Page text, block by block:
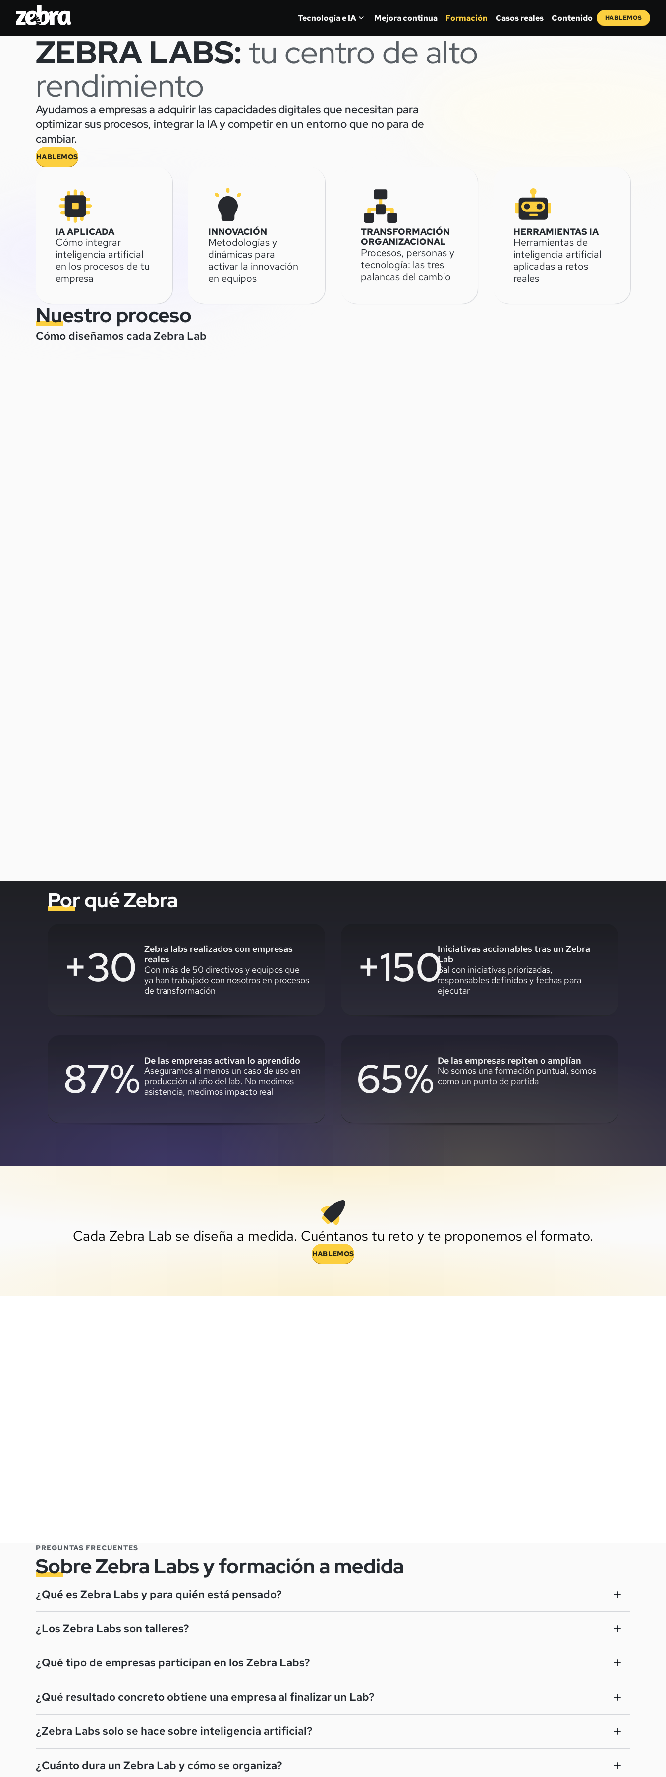
Tecnología e IA Mejora continua Formación Casos reales Contenido HABLEMOS
ZEBRA LABS: tu centro de alto
rendimiento
Ayudamos a empresas a adquirir las capacidades digitales que necesitan para
optimizar sus procesos, integrar la IA y competir en un entorno que no para de
cambiar.
HABLEMOS
IA APLICADA
Cómo integrar
inteligencia artificial
en los procesos de tu
empresa
INNOVACIÓN
Metodologías y
dinámicas para
activar la innovación
en equipos
TRANSFORMACIÓN
ORGANIZACIONAL
Procesos, personas y
tecnología: las tres
palancas del cambio
HERRAMIENTAS IA
Herramientas de
inteligencia artificial
aplicadas a retos
reales
Nuestro proceso
Cómo diseñamos cada Zebra Lab
Por qué Zebra
+30
Zebra labs realizados con empresas
reales
Con más de 50 directivos y equipos que
ya han trabajado con nosotros en procesos
de transformación
+150Iniciativas accionables tras un Zebra
Lab
Sal con iniciativas priorizadas,
responsables definidos y fechas para
ejecutar
87% De las empresas activan lo aprendido
Aseguramos al menos un caso de uso en
producción al año del lab. No medimos
asistencia, medimos impacto real
65% De las empresas repiten o amplían
No somos una formación puntual, somos
como un punto de partida
Cada Zebra Lab se diseña a medida. Cuéntanos tu reto y te proponemos el formato.
HABLEMOS
PREGUNTAS FRECUENTES
Sobre Zebra Labs y formación a medida
¿Qué es Zebra Labs y para quién está pensado?
¿Los Zebra Labs son talleres?
¿Qué tipo de empresas participan en los Zebra Labs?
¿Qué resultado concreto obtiene una empresa al finalizar un Lab?
¿Zebra Labs solo se hace sobre inteligencia artificial?
¿Cuánto dura un Zebra Lab y cómo se organiza?